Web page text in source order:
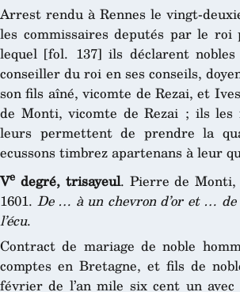
Arrest rendu à Rennes le vingt-
les commissaires deputés par le
lequel [fol. 137] ils déclarent
conseiller du roi en ses conseils,
son fils aîné, vicomte de Rezai, et
de Monti, vicomte de Rezai ; ils les
leurs permettent de prendre la
ecussons timbrez apartenans à leur
Ve degré, trisayeul. Pierre de Monti,
1601. De … à un chevron d’or et …
l’écu.
Contract de mariage de noble
comptes en Bretagne, et fils de
février de l’an mile six cent un